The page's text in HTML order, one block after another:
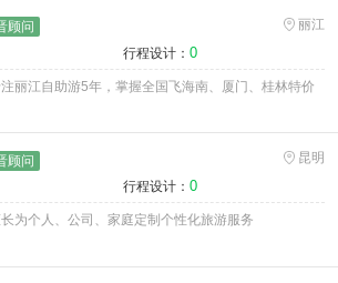
顾问
丽江
行程设计： 0
丽江自助游5年，掌握全国飞海南、厦门、桂林特价
顾问
昆明
行程设计： 0
为个人、公司、家庭定制个性化旅游服务